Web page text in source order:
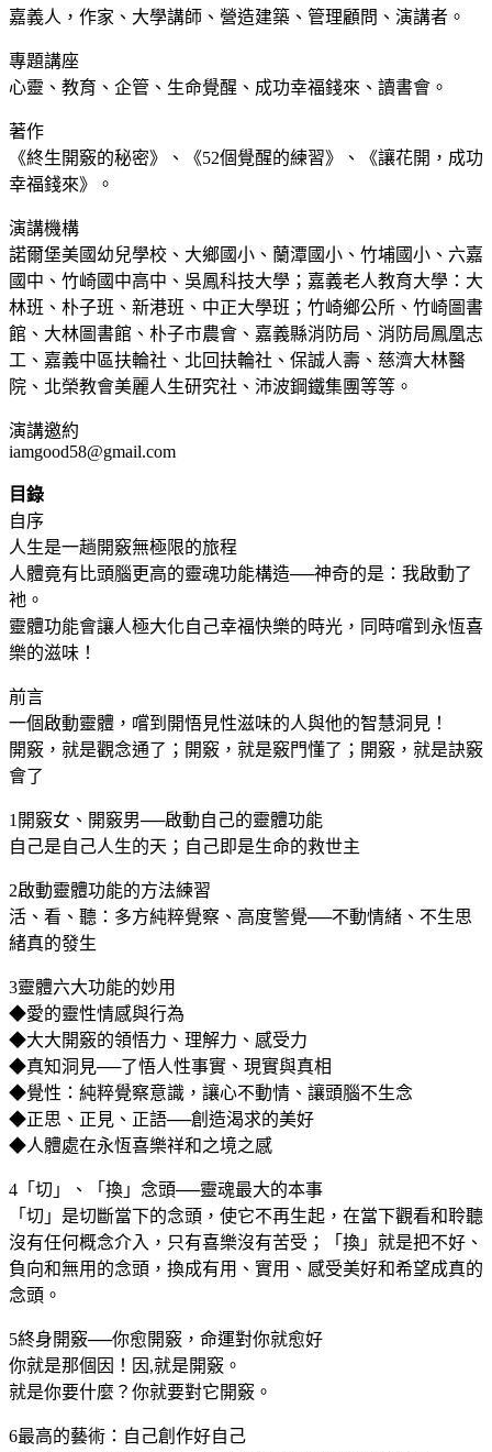
嘉義人，作家、大學講師、營造建築、管理顧問、演講者。
專題講座
心靈、教育、企管、生命覺醒、成功幸福錢來、讀書會。
著作
《終生開竅的秘密》、《52個覺醒的練習》、《讓花開，成功
幸福錢來》。
演講機構
諾爾堡美國幼兒學校、大鄉國小、蘭潭國小、竹埔國小、六嘉
國中、竹崎國中高中、吳鳳科技大學；嘉義老人教育大學：大
林班、朴子班、新港班、中正大學班；竹崎鄉公所、竹崎圖書
館、大林圖書館、朴子市農會、嘉義縣消防局、消防局鳳凰志
工、嘉義中區扶輪社、北回扶輪社、保誠人壽、慈濟大林醫
院、北榮教會美麗人生研究社、沛波鋼鐵集團等等。
演講邀約
iamgood58@gmail.com
目錄
自序
人生是一趟開竅無極限的旅程
人體竟有比頭腦更高的靈魂功能構造──神奇的是：我啟動了
衪。
靈體功能會讓人極大化自己幸福快樂的時光，同時嚐到永恆喜
樂的滋味！
前言
一個啟動靈體，嚐到開悟見性滋味的人與他的智慧洞見！
開竅，就是觀念通了；開竅，就是竅門懂了；開竅，就是訣竅
會了
1開竅女、開竅男──啟動自己的靈體功能
自己是自己人生的天；自己即是生命的救世主
2啟動靈體功能的方法練習
活、看、聽：多方純粹覺察、高度警覺──不動情緒、不生思
緒真的發生
3靈體六大功能的妙用
◆愛的靈性情感與行為
◆大大開竅的領悟力、理解力、感受力
◆真知洞見──了悟人性事實、現實與真相
◆覺性：純粹覺察意識，讓心不動情、讓頭腦不生念
◆正思、正見、正語──創造渴求的美好
◆人體處在永恆喜樂祥和之境之感
4「切」、「換」念頭──靈魂最大的本事
「切」是切斷當下的念頭，使它不再生起，在當下觀看和聆聽
沒有任何概念介入，只有喜樂沒有苦受；「換」就是把不好、
負向和無用的念頭，換成有用、實用、感受美好和希望成真的
念頭。
5終身開竅──你愈開竅，命運對你就愈好
你就是那個因！因,就是開竅。
就是你要什麼？你就要對它開竅。
6最高的藝術：自己創作好自己